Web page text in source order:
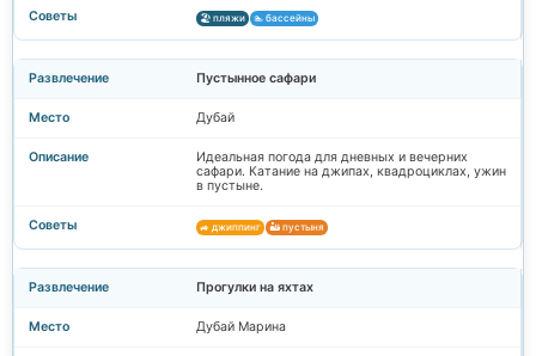
🏖️ пляжи 🏊 бассейны
Пустынное сафари
Дубай
Идеальная погода для дневных и вечерних
сафари. Катание на джипах, квадроциклах, ужин
в пустыне.
🚙 джиппинг 🏜️ пустыня
Прогулки на яхтах
Дубай Марина